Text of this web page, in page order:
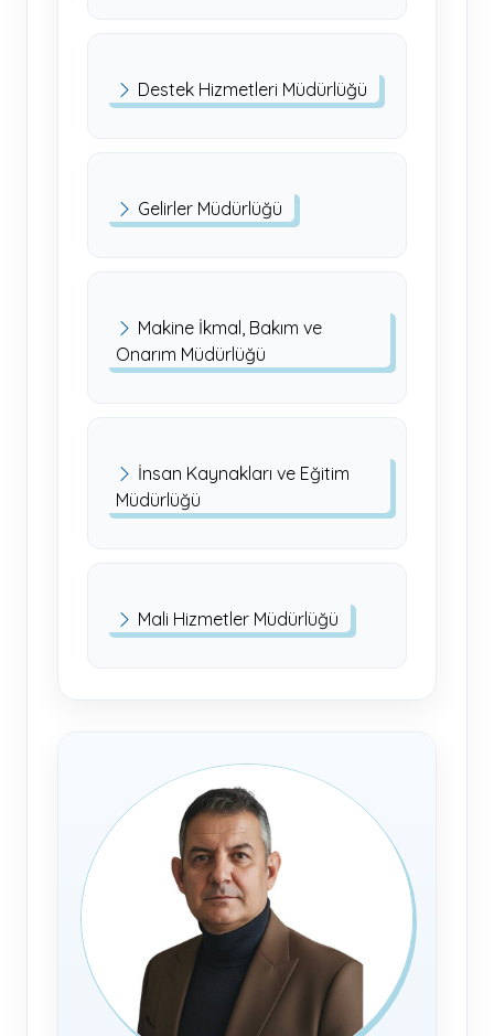
Destek Hizmetleri Müdürlüğü
Gelirler Müdürlüğü
Makine İkmal, Bakım ve
Onarım Müdürlüğü
İnsan Kaynakları ve Eğitim
Müdürlüğü
Mali Hizmetler Müdürlüğü